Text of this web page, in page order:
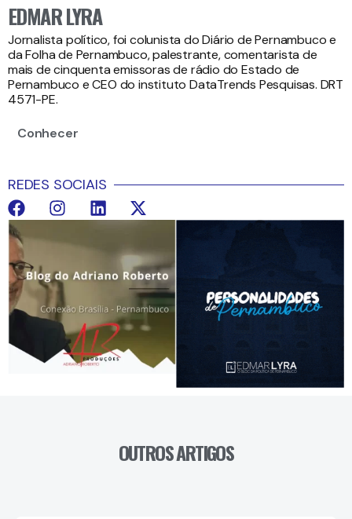
EDMAR LYRA
Jornalista político, foi colunista do Diário de Pernambuco e
da Folha de Pernambuco, palestrante, comentarista de
mais de cinquenta emissoras de rádio do Estado de
Pernambuco e CEO do instituto DataTrends Pesquisas. DRT
4571-PE.
Conhecer
REDES SOCIAIS
OUTROS ARTIGOS